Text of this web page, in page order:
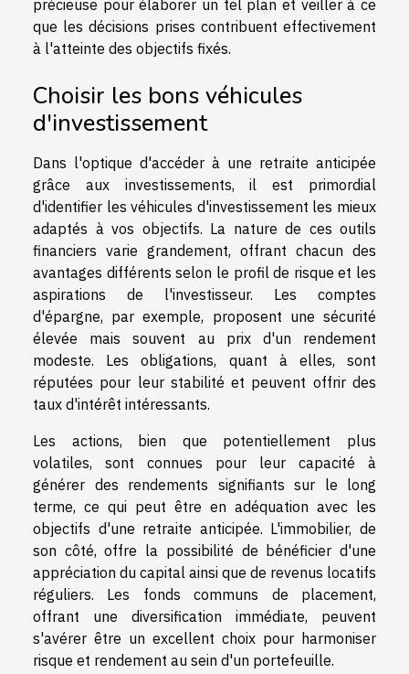
précieuse pour élaborer un tel plan et veiller à ce
que les décisions prises contribuent effectivement
à l'atteinte des objectifs fixés.
Choisir les bons véhicules
d'investissement
Dans l'optique d'accéder à une retraite anticipée
grâce aux investissements, il est primordial
d'identifier les véhicules d'investissement les mieux
adaptés à vos objectifs. La nature de ces outils
financiers varie grandement, offrant chacun des
avantages différents selon le profil de risque et les
aspirations de l'investisseur. Les comptes
d'épargne, par exemple, proposent une sécurité
élevée mais souvent au prix d'un rendement
modeste. Les obligations, quant à elles, sont
réputées pour leur stabilité et peuvent offrir des
taux d'intérêt intéressants.
Les actions, bien que potentiellement plus
volatiles, sont connues pour leur capacité à
générer des rendements signifiants sur le long
terme, ce qui peut être en adéquation avec les
objectifs d'une retraite anticipée. L'immobilier, de
son côté, offre la possibilité de bénéficier d'une
appréciation du capital ainsi que de revenus locatifs
réguliers. Les fonds communs de placement,
offrant une diversification immédiate, peuvent
s'avérer être un excellent choix pour harmoniser
risque et rendement au sein d'un portefeuille.